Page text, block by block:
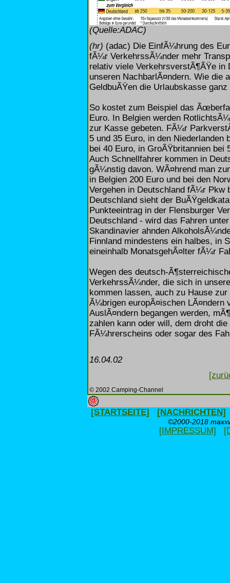
(Quelle:ADAC)
(hr) (adac) Die EinfÃ¼hrung des
fÃ¼r VerkehrssÃ¼nder mehr
relativ viele VerkehrsverstÃ¶ÃŸe
unseren NachbarlÃ¤ndern. Wie die
GeldbuÃŸen die Urlaubskasse
So kostet zum Beispiel das
Euro. In Belgien werden
zur Kasse gebeten. FÃ¼r
5 und 35 Euro, in den
bei 40 Euro, in GroÃŸbritannien bei
Auch Schnellfahrer kommen in
gÃ¼nstig davon. WÃ¤hrend man
in Belgien 200 Euro und bei den
Vergehen in Deutschland fÃ¼r
Deutschland sieht der
Punkteeintrag in der Flensburger
Deutschland - wird das Fahren
Skandinavier ahnden
Finnland mindestens ein halbes, in
eineinhalb MonatsgehÃ¤lter fÃ¼r
Wegen des deutsch-
VerkehrssÃ¼nder, die sich in
kommen lassen, auch zu Hause
Ã¼brigen europÃ¤ischen LÃ¤ndern
AuslÃ¤ndern begangen werden,
zahlen kann oder will, dem droht
FÃ¼hrerscheins oder sogar des
16.04.02
© 2002 Camping-Channel
[STARTSEITE] [NACHRICHTEN]
©2000-2018
[IMPRESSUM]